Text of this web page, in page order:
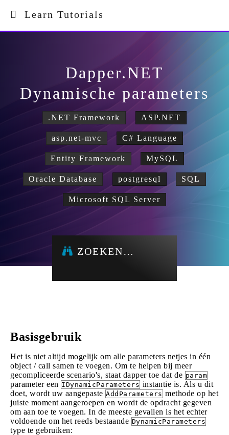
Learn Tutorials
Dapper.NET
Dynamische parameters
.NET Framework ASP.NET
asp.net-mvc C# Language
Entity Framework MySQL
Oracle Database postgresql SQL
Microsoft SQL Server
ZOEKEN…
Basisgebruik
Het is niet altijd mogelijk om alle parameters netjes in één
object / call samen te voegen. Om te helpen bij meer
gecompliceerde scenario's, staat dapper toe dat de param
parameter een IDynamicParameters instantie is. Als u dit
doet, wordt uw aangepaste AddParameters methode op het
juiste moment aangeroepen en wordt de opdracht gegeven
om aan toe te voegen. In de meeste gevallen is het echter
voldoende om het reeds bestaande DynamicParameters
type te gebruiken: